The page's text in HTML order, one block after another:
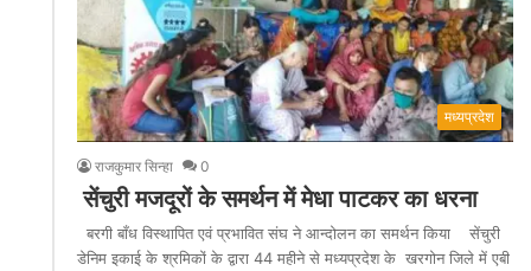
मध्यप्रदेश
राजकुमार सिन्हा 0
सेंचुरी मजदूरों के समर्थन में मेधा पाटकर का धरना
बरगी बाँध विस्थापित एवं प्रभावित संघ ने आन्दोलन का समर्थन किया सेंचुरी
डेनिम इकाई के श्रमिकों के द्वारा 44 महीने से मध्यप्रदेश के खरगोन जिले में एबी